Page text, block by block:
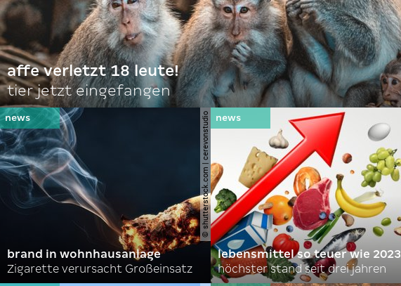
affe verletzt 18 leute!
tier jetzt eingefangen
© shutterstock.com | cerevonstudio
brand in wohnhausanlage
Zigarette verursacht Großeinsatz
lebensmittel so teuer wie 2023
höchster stand seit drei jahren